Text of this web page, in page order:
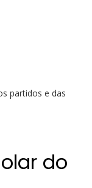
partidos e das
do